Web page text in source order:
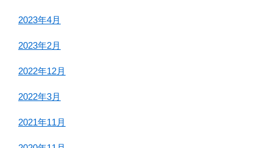
2023年4月
2023年2月
2022年12月
2022年3月
2021年11月